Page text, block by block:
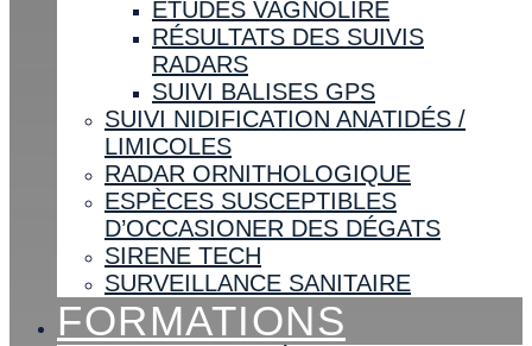
ÉTUDES VAGNOLIRE
RÉSULTATS DES SUIVIS
RADARS
SUIVI BALISES GPS
SUIVI NIDIFICATION ANATIDÉS /
LIMICOLES
RADAR ORNITHOLOGIQUE
ESPÈCES SUSCEPTIBLES
D’OCCASIONER DES DÉGATS
SIRENE TECH
SURVEILLANCE SANITAIRE
FORMATIONS